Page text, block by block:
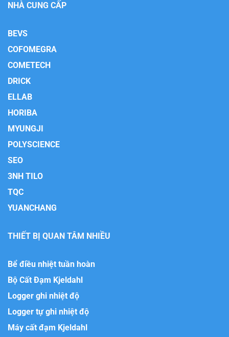
NHÀ CUNG CẤP
BEVS
COFOMEGRA
COMETECH
DRICK
ELLAB
HORIBA
MYUNGJI
POLYSCIENCE
SEO
3NH TILO
TQC
YUANCHANG
THIẾT BỊ QUAN TÂM NHIỀU
Bể điều nhiệt tuần hoàn
Bộ Cất Đạm Kjeldahl
Logger ghi nhiệt độ
Logger tự ghi nhiệt độ
Máy cất đạm Kjeldahl